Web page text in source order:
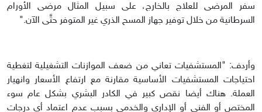
سفر المرضى للعلاج بالخارج، على سبيل المثال مرضى الأورام
السرطانية من خلال توفير جهاز المسح الذري غير المتوفر حتَّى الآن."
وأردف: "المستشفيات تعاني من ضعف الموازنات التشغيلية لتغطية
احتياجات المستشفيات الأساسية مقارنة مع ارتفاع الأسعار وانهيار
العملة. هناك أيضا نقص كبير في الكادر البشري بشكل عام سوء
المختص أو الفني أو الإداري والخدمي بسبب عدم اعتماد أي درجات